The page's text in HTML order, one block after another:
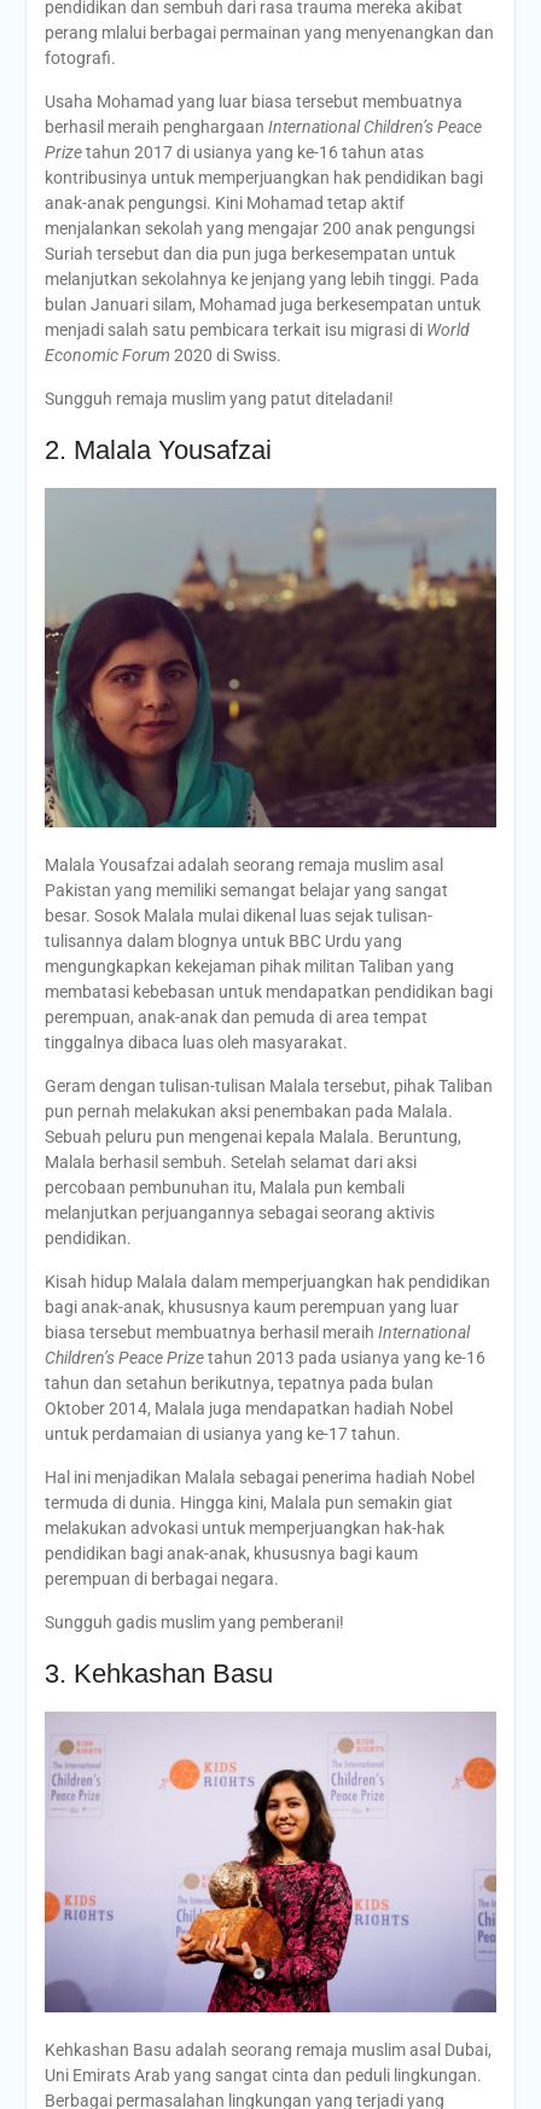
pendidikan dan sembuh dari rasa trauma mereka akibat
perang mlalui berbagai permainan yang menyenangkan dan
fotografi.
Usaha Mohamad yang luar biasa tersebut membuatnya
berhasil meraih penghargaan International Children’s Peace
Prizetahun 2017 di usianya yang ke-16 tahun atas
kontribusinya untuk memperjuangkan hak pendidikan bagi
anak-anak pengungsi. Kini Mohamad tetap aktif
menjalankan sekolah yang mengajar 200 anak pengungsi
Suriah tersebut dan dia pun juga berkesempatan untuk
melanjutkan sekolahnya ke jenjang yang lebih tinggi. Pada
bulan Januari silam, Mohamad juga berkesempatan untuk
menjadi salah satu pembicara terkait isu migrasi di World
Economic Forum 2020 di Swiss.
Sungguh remaja muslim yang patut diteladani!
2. Malala Yousafzai
Malala Yousafzai adalah seorang remaja muslim asal
Pakistan yang memiliki semangat belajar yang sangat
besar. Sosok Malala mulai dikenal luas sejak tulisan-
tulisannya dalam blognya untuk BBC Urdu yang
mengungkapkan kekejaman pihak militan Taliban yang
membatasi kebebasan untuk mendapatkan pendidikan bagi
perempuan, anak-anak dan pemuda di area tempat
tinggalnya dibaca luas oleh masyarakat.
Geram dengan tulisan-tulisan Malala tersebut, pihak Taliban
pun pernah melakukan aksi penembakan pada Malala.
Sebuah peluru pun mengenai kepala Malala. Beruntung,
Malala berhasil sembuh. Setelah selamat dari aksi
percobaan pembunuhan itu, Malala pun kembali
melanjutkan perjuangannya sebagai seorang aktivis
pendidikan.
Kisah hidup Malala dalam memperjuangkan hak pendidikan
bagi anak-anak, khususnya kaum perempuan yang luar
biasa tersebut membuatnya berhasil meraih International
Children’s Peace Prizetahun 2013 pada usianya yang ke-16
tahun dan setahun berikutnya, tepatnya pada bulan
Oktober 2014, Malala juga mendapatkan hadiah Nobel
untuk perdamaian di usianya yang ke-17 tahun.
Hal ini menjadikan Malala sebagai penerima hadiah Nobel
termuda di dunia. Hingga kini, Malala pun semakin giat
melakukan advokasi untuk memperjuangkan hak-hak
pendidikan bagi anak-anak, khususnya bagi kaum
perempuan di berbagai negara.
Sungguh gadis muslim yang pemberani!
3. Kehkashan Basu
Kehkashan Basu adalah seorang remaja muslim asal Dubai,
Uni Emirats Arab yang sangat cinta dan peduli lingkungan.
Berbagai permasalahan lingkungan yang terjadi yang